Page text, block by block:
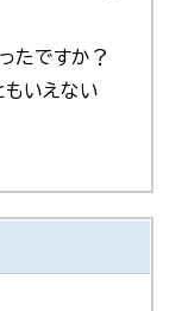
たですか？
もいえない